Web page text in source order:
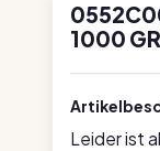
1000
Leider ist